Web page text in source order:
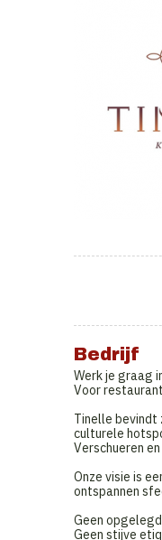
Bedrijf
Werk je graag
Voor restaurant
Tinelle bevindt
culturele
Verschueren
Onze visie is
ontspannen
Geen
Geen stijve